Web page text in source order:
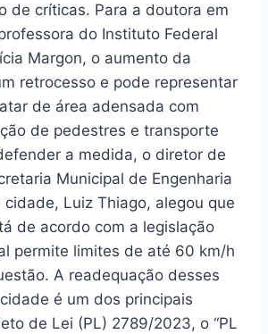
de críticas. Para a doutora em
do Instituto Federal
Margon, o aumento da
retrocesso e pode representar
de área adensada com
de pedestres e transporte
a medida, o diretor de
Municipal de Engenharia
Luiz Thiago, alegou que
de acordo com a legislação
permite limites de até 60 km/h
A readequação desses
é um dos principais
de Lei (PL) 2789/2023, o “PL